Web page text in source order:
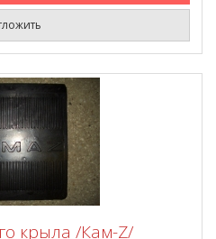
крыла /Кам-Z/